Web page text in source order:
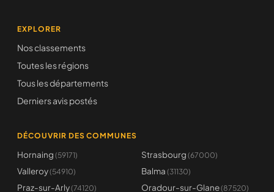
EXPLORER
Nos classements
Toutes les régions
Tous les départements
Derniers avis postés
DÉCOUVRIR DES COMMUNES
Hornaing (59171) Strasbourg (67000)
Valleroy(54910) Balma (31130)
Praz-sur-Arly(74120) Oradour-sur-Glane(87520)